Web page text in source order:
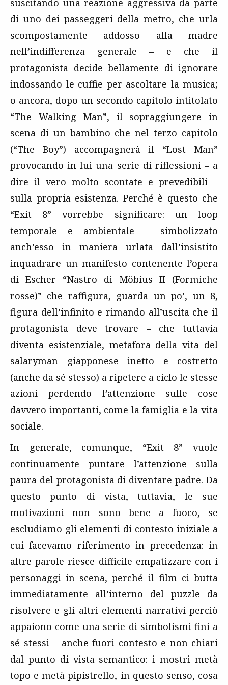
suscitando una reazione aggressiva da parte
di uno dei passeggeri della metro, che urla
scompostamente addosso alla madre
nell’indifferenza generale – e che il
protagonista decide bellamente di ignorare
indossando le cuffie per ascoltare la musica;
o ancora, dopo un secondo capitolo intitolato
“The Walking Man”, il sopraggiungere in
scena di un bambino che nel terzo capitolo
(“The Boy”) accompagnerà il “Lost Man”
provocando in lui una serie di riflessioni – a
dire il vero molto scontate e prevedibili –
sulla propria esistenza. Perché è questo che
“Exit 8” vorrebbe significare: un loop
temporale e ambientale – simbolizzato
anch’esso in maniera urlata dall’insistito
inquadrare un manifesto contenente l’opera
di Escher “Nastro di Möbius II (Formiche
rosse)” che raffigura, guarda un po’, un 8,
figura dell’infinito e rimando all’uscita che il
protagonista deve trovare – che tuttavia
diventa esistenziale, metafora della vita del
salaryman giapponese inetto e costretto
(anche da sé stesso) a ripetere a ciclo le stesse
azioni perdendo l’attenzione sulle cose
davvero importanti, come la famiglia e la vita
sociale.
In generale, comunque, “Exit 8” vuole
continuamente puntare l’attenzione sulla
paura del protagonista di diventare padre. Da
questo punto di vista, tuttavia, le sue
motivazioni non sono bene a fuoco, se
escludiamo gli elementi di contesto iniziale a
cui facevamo riferimento in precedenza: in
altre parole riesce difficile empatizzare con i
personaggi in scena, perché il film ci butta
immediatamente all’interno del puzzle da
risolvere e gli altri elementi narrativi perciò
appaiono come una serie di simbolismi fini a
sé stessi – anche fuori contesto e non chiari
dal punto di vista semantico: i mostri metà
topo e metà pipistrello, in questo senso, cosa